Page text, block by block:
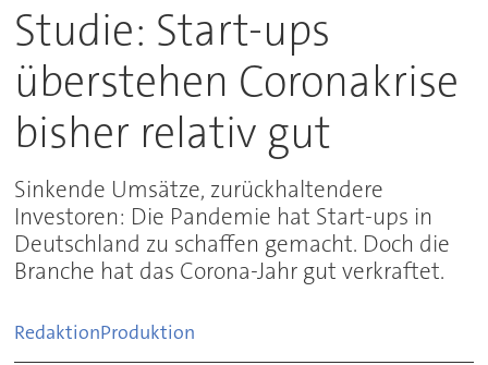
Studie: Start-ups
überstehen Coronakrise
bisher relativ gut
Sinkende Umsätze, zurückhaltendere
Investoren: Die Pandemie hat Start-ups in
Deutschland zu schaffen gemacht. Doch die
Branche hat das Corona-Jahr gut verkraftet.
RedaktionProduktion